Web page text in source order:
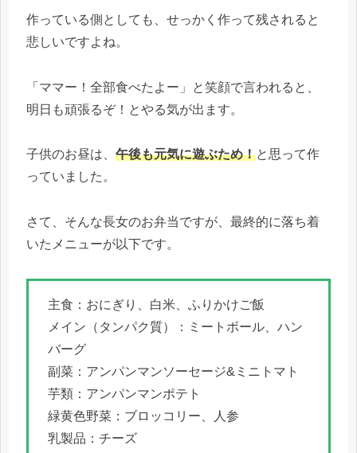
作っている側としても、せっかく作って残されると
悲しいですよね。
「ママー！全部食べたよー」と笑顔で言われると、
明日も頑張るぞ！とやる気が出ます。
子供のお昼は、 午後も元気に遊ぶため！と思って作
っていました。
さて、そんな長女のお弁当ですが、最終的に落ち着
いたメニューが以下です。
主食：おにぎり、白米、ふりかけご飯
メイン（タンパク質）：ミートボール、ハン
バーグ
副菜：アンパンマンソーセージ&ミニトマト
芋類：アンパンマンポテト
緑黄色野菜：ブロッコリー、人参
乳製品：チーズ